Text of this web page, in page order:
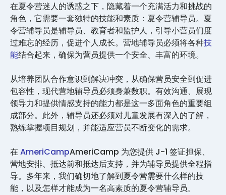
在夏令营迷人的诱惑之下，隐藏着一个充满活力和挑战的
角色，它需要一套独特的技能和素质：夏令营辅导员。夏
令营辅导员是辅导员、教育者和监护人，引导小营员们度
过难忘的经历，促进个人成长。营地辅导员必须将各种技
能结合起来，确保为营员提供一个安全、丰富的环境。
从培养团队合作意识到解决冲突，从确保营员安全到促进
包容性，现代营地辅导员必须身兼数职。有效沟通、展现
领导力和提供情感支持的能力都是这一多面角色的重要组
成部分。此外，辅导员还必须对儿童发展有深入的了解，
熟练掌握项目规划，并能适应营员不断变化的需求。
在AmeriCampAmeriCamp 为您提供 J-1 签证担保、
营地安排、抵达前和抵达后支持，并为辅导员提供全程指
导。多年来，我们确切地了解到夏令营需要什么样的技
能，以及怎样才能成为一名高素质的夏令营辅导员。